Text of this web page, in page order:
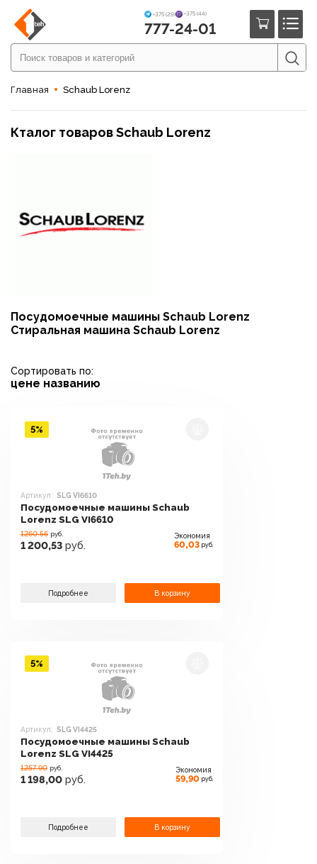
+375 (29) +375 (44)
777-24-01
Главная Schaub Lorenz
Кталог товаров Schaub Lorenz
Посудомоечные машины Schaub Lorenz
Стиральная машина Schaub Lorenz
Сортировать по:
цене названию
Артикул: SLG VI6610
Посудомоечные машины Schaub
Lorenz SLG VI6610
1260.56 руб.
1 200,53 руб.
Экономия
60,03 руб.
Подробнее В корзину
5%
Артикул: SLG VI4425
Посудомоечные машины Schaub
Lorenz SLG VI4425
1257.90 руб.
1 198,00 руб.
Экономия
59,90 руб.
Подробнее В корзину
5%